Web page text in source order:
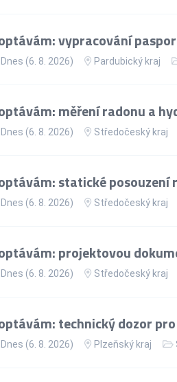
vypracování
Dnes (6. 8. 2026) Pardubický kraj
měření radonu a
Dnes (6. 8. 2026) Středočeský kraj
statické posouzení
Dnes (6. 8. 2026) Středočeský kraj
projektovou
Dnes (6. 8. 2026) Středočeský kraj
technický dozor
Dnes (6. 8. 2026) Plzeňský kraj